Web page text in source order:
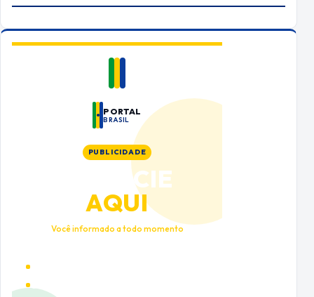
PORTAL
BRASIL
PUBLICIDADE
ANUNCIE
AQUI
Você informado a todo momento
Cobertura nacional